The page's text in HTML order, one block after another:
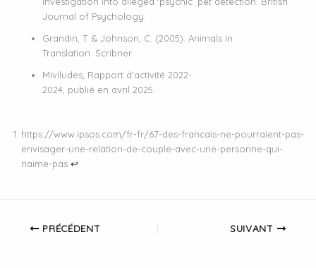
Journal of Psychology.
Grandin, T. & Johnson, C. (2005). Animals in
Translation. Scribner.
Miviludes, Rapport d’activité 2022-
2024, publié en avril 2025.
https://www.ipsos.com/fr-fr/67-des-francais-ne-pourraient-pas-
envisager-une-relation-de-couple-avec-une-personne-qui-
naime-pas ↩︎
PRÉCÉDENT SUIVANT